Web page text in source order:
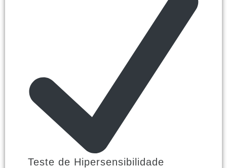
Teste de Hipersensibilidade